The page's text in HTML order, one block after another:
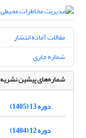
مقالات آماده انتشار
شماره جاری
شماره‌های پیشین نشریه
دوره 13 (1405)
دوره 12 (1404)